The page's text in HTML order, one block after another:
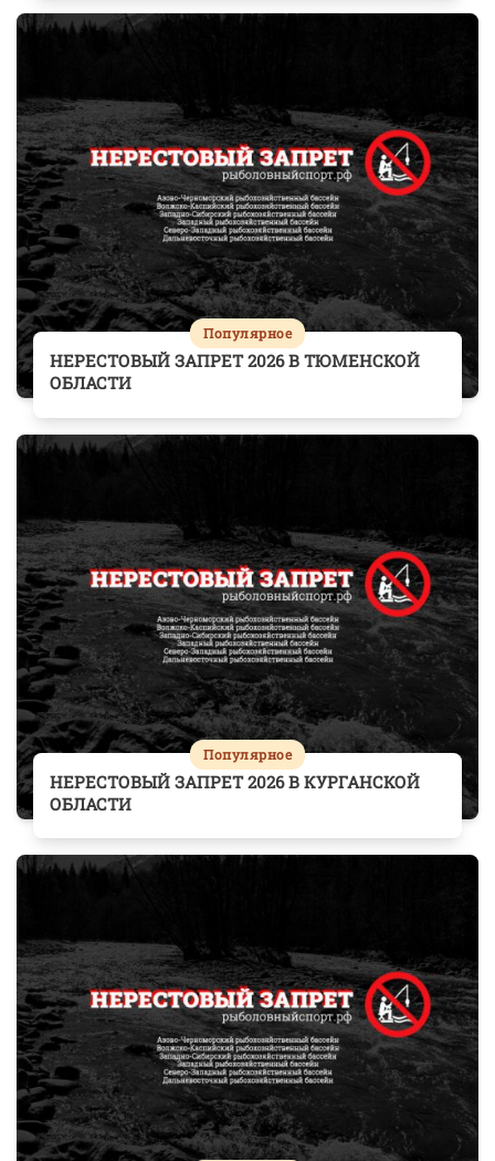
Популярное
НЕРЕСТОВЫЙ ЗАПРЕТ 2026 В ТЮМЕНСКОЙ
ОБЛАСТИ
Популярное
НЕРЕСТОВЫЙ ЗАПРЕТ 2026 В КУРГАНСКОЙ
ОБЛАСТИ